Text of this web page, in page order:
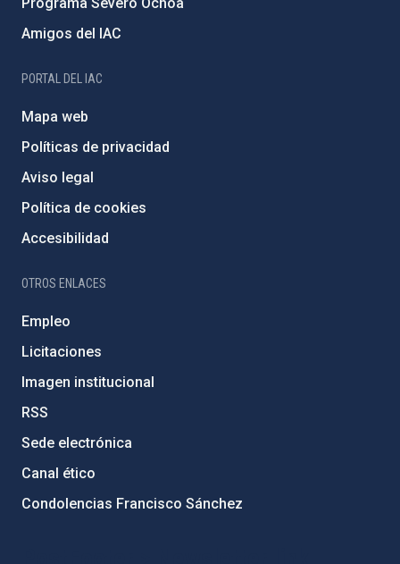
Amigos del IAC
PORTAL DEL IAC
Mapa web
Políticas de privacidad
Aviso legal
Política de cookies
Accesibilidad
OTROS ENLACES
Empleo
Licitaciones
Imagen institucional
RSS
Sede electrónica
Canal ético
Condolencias Francisco Sánchez